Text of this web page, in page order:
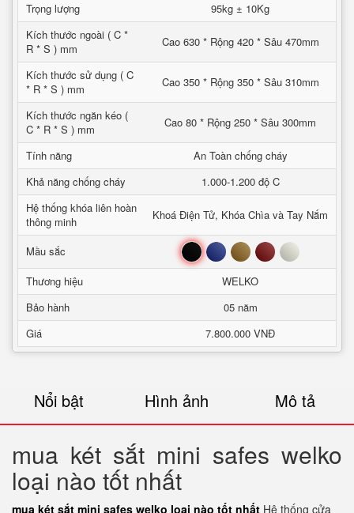
Trọng lượng
95kg ± 10Kg
Kích thước ngoài ( C *
R * S ) mm
Cao 630 * Rộng 420 * Sâu 470mm
Kích thước sử dụng ( C
* R * S ) mm
Cao 350 * Rộng 350 * Sâu 310mm
Kích thước ngăn kéo (
C * R * S ) mm
Cao 80 * Rộng 250 * Sâu 300mm
Tính năng
An Toàn chống cháy
Khả năng chống cháy
1.000-1.200 độ C
Hệ thống khóa liên hoàn
thông minh
Khoá Điện Tử, Khóa Chìa và Tay Nắm
Mầu sắc Đen Xanh Nâu Đỏ Trắng
Thương hiệu
WELKO
Bảo hành
05 năm
Giá
7.800.000 VNĐ
Nổi bật Hình ảnh Mô tả
mua két sắt mini safes welko
loại nào tốt nhất
mua két sắt mini safes welko loại nào tốt nhất Hệ thống cửa